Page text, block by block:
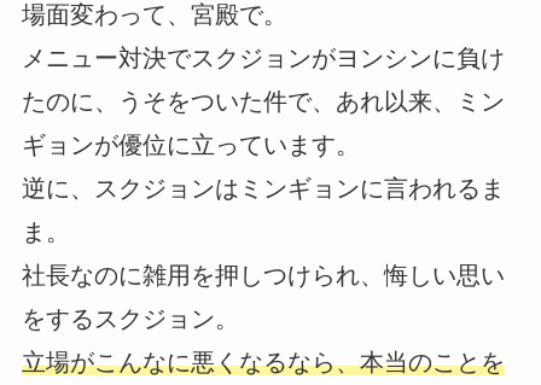
場面変わって、宮殿で。
メニュー対決でスクジョンがヨンシンに負け
たのに、うそをついた件で、あれ以来、ミン
ギョンが優位に立っています。
逆に、スクジョンはミンギョンに言われるま
ま。
社長なのに雑用を押しつけられ、悔しい思い
をするスクジョン。
立場がこんなに悪くなるなら、本当のことを